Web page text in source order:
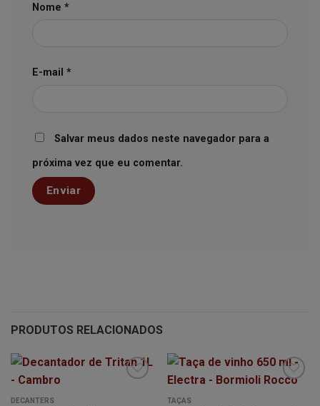
Nome *
E-mail *
Salvar meus dados neste navegador para a
próxima vez que eu comentar.
PRODUTOS RELACIONADOS
DECANTERS TAÇAS